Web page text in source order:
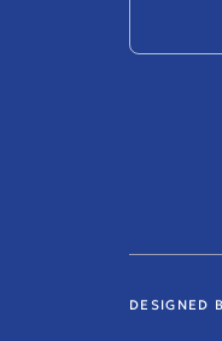
DESIGNED